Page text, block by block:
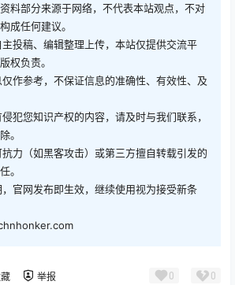
料部分来源于网络，不代表本站观点，不对
成任何建议。
投稿、编辑整理上传，本站仅提供交流平
权负责。
作参考，不保证信息的准确性、有效性、及
犯您知识产权的内容，请及时与我们联系，
。
力（如黑客攻击）或第三方擅自转载引发的
。
官网发布即生效，继续使用视为接受新条
举报 0 0